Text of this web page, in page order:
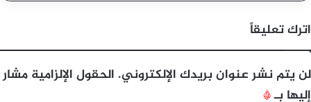
اترك تعليقاً
لن يتم نشر عنوان بريدك الإلكتروني. الحقول الإلزامية مشار
إليها بـ*